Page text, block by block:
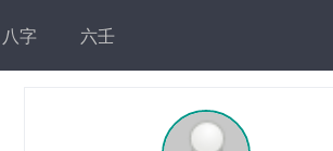
八字 六壬